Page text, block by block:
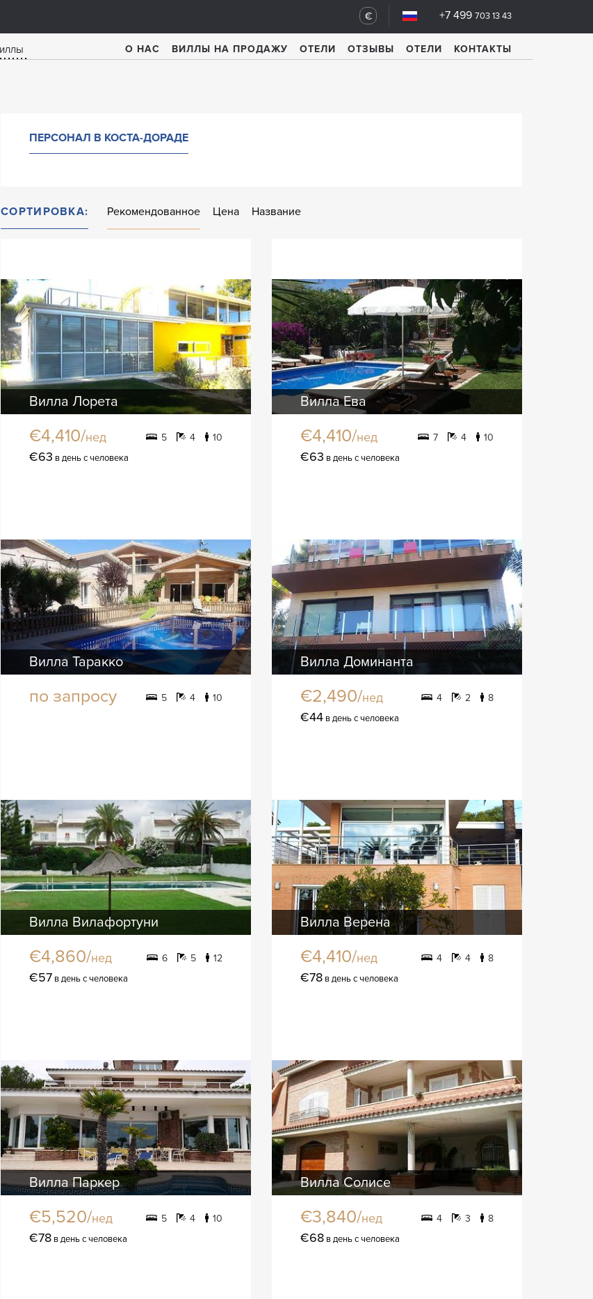
+7 499 703 13 43
€
О НАС ВИЛЛЫ НА ПРОДАЖУ ОТЕЛИ ОТЗЫВЫ ОТЕЛИ КОНТАКТЫ
ПЕРСОНАЛ В КОСТА-ДОРАДЕ
СОРТИРОВКА: Рекомендованное Цена Название
Вилла Лорета
€4,410/нед 5 4 10
€63 в день с человека
Вилла Ева
€4,410/нед 7 4 10
€63 в день с человека
Вилла Таракко
по запросу 5 4 10
Вилла Доминанта
€2,490/нед 4 2 8
€44 в день с человека
Вилла Вилафортуни
€4,860/нед 6 5 12
€57 в день с человека
Вилла Верена
€4,410/нед 4 4 8
€78 в день с человека
Вилла Паркер
€5,520/нед 5 4 10
€78 в день с человека
Вилла Солисе
€3,840/нед 4 3 8
€68 в день с человека